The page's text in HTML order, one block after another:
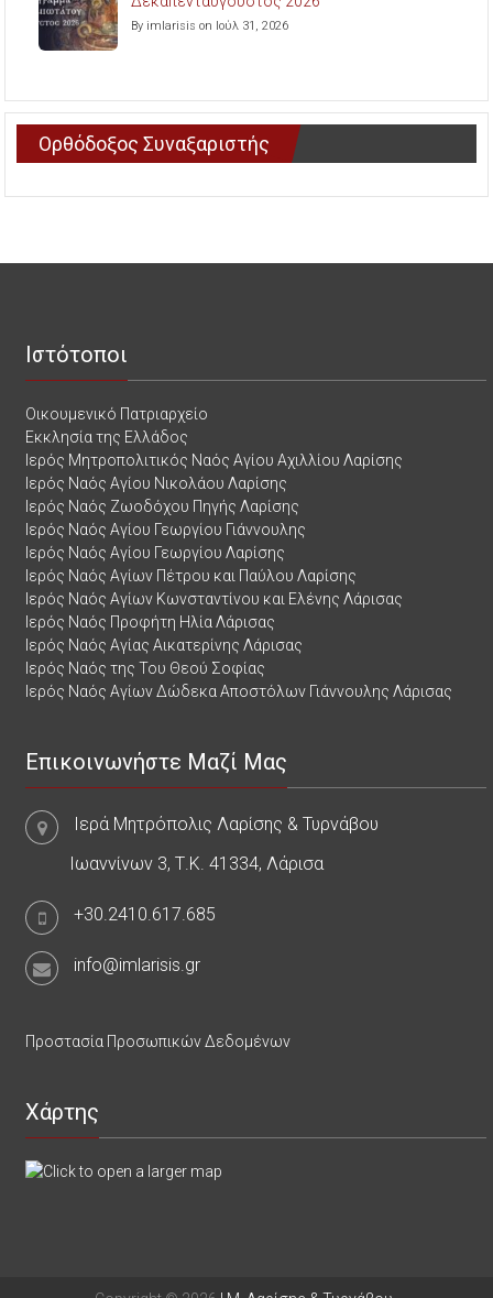
By imlarisis on Ιούλ 31, 2026
Ορθόδοξος Συναξαριστής
Ιστότοποι
Οικουμενικό Πατριαρχείο
Εκκλησία της Ελλάδος
Ιερός Μητροπολιτικός Ναός Αγίου Αχιλλίου Λαρίσης
Ιερός Ναός Αγίου Νικολάου Λαρίσης
Ιερός Ναός Ζωοδόχου Πηγής Λαρίσης
Ιερός Ναός Αγίου Γεωργίου Γιάννουλης
Ιερός Ναός Αγίου Γεωργίου Λαρίσης
Ιερός Ναός Αγίων Πέτρου και Παύλου Λαρίσης
Ιερός Ναός Αγίων Κωνσταντίνου και Ελένης Λάρισας
Ιερός Ναός Προφήτη Ηλία Λάρισας
Ιερός Ναός Αγίας Αικατερίνης Λάρισας
Ιερός Ναός της Του Θεού Σοφίας
Ιερός Ναός Αγίων Δώδεκα Αποστόλων Γιάννουλης Λάρισας
Επικοινωνήστε Μαζί Μας
Ιερά Μητρόπολις Λαρίσης & Τυρνάβου
Ιωαννίνων 3, Τ.Κ. 41334, Λάρισα
+30.2410.617.685
info@imlarisis.gr
Προστασία Προσωπικών Δεδομένων
Χάρτης